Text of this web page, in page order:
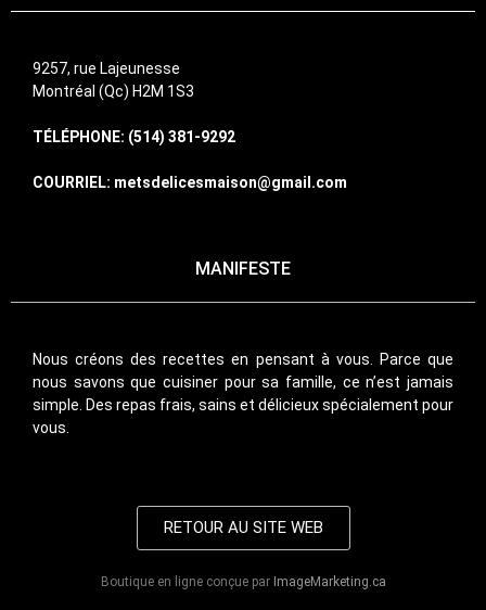
MANIFESTE
Nous créons des recettes en pensant à vous. Parce que
nous savons que cuisiner pour sa famille, ce n’est jamais
simple. Des repas frais, sains et délicieux spécialement pour
vous.
RETOUR AU SITE WEB
Boutique en ligne conçue par ImageMarketing.ca
9257, rue Lajeunesse
Montréal (Qc) H2M 1S3
TÉLÉPHONE: (514) 381-9292
COURRIEL: metsdelicesmaison@gmail.com